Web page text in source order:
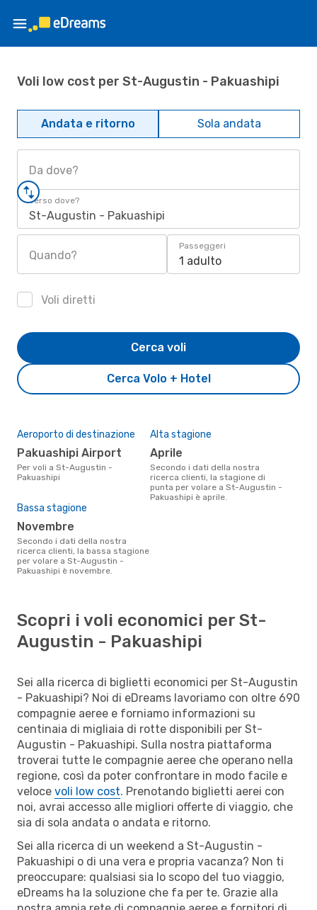
Voli low cost per St-Augustin - Pakuashipi
Andata e ritorno Sola andata
Da dove?
Verso dove?
St-Augustin - Pakuashipi
Quando?
Passeggeri
1 adulto
Voli diretti
Cerca Volo + Hotel
Cerca voli
Aeroporto di destinazione
Pakuashipi Airport
Per voli a St-Augustin -
Pakuashipi
Alta stagione
aprile
Secondo i dati della nostra
ricerca clienti, la stagione di
punta per volare a St-Augustin -
Pakuashipi è aprile.
Bassa stagione
novembre
Secondo i dati della nostra
ricerca clienti, la bassa stagione
per volare a St-Augustin -
Pakuashipi è novembre.
Scopri i voli economici per St-
Augustin - Pakuashipi
Sei alla ricerca di biglietti economici per St-Augustin
- Pakuashipi? Noi di eDreams lavoriamo con oltre 690
compagnie aeree e forniamo informazioni su
centinaia di migliaia di rotte disponibili per St-
Augustin - Pakuashipi. Sulla nostra piattaforma
troverai tutte le compagnie aeree che operano nella
regione, così da poter confrontare in modo facile e
veloce voli low cost. Prenotando biglietti aerei con
noi, avrai accesso alle migliori offerte di viaggio, che
sia di sola andata o andata e ritorno.
Sei alla ricerca di un weekend a St-Augustin -
Pakuashipi o di una vera e propria vacanza? Non ti
preoccupare: qualsiasi sia lo scopo del tuo viaggio,
eDreams ha la soluzione che fa per te. Grazie alla